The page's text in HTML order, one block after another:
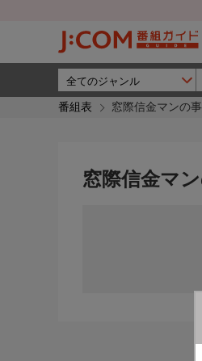
番組表 窓際信金マンの
窓際信金マ